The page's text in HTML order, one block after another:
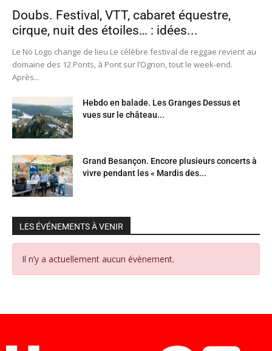
Doubs. Festival, VTT, cabaret équestre,
cirque, nuit des étoiles… : idées...
Le No Logo change de lieu Le célèbre festival de reggae revient au
domaine des 12 Ponts, à Pont sur l’Ognon, tout le week-end.
Après...
Hebdo en balade. Les Granges Dessus et
vues sur le château...
Grand Besançon. Encore plusieurs concerts à
vivre pendant les « Mardis des...
LES ÉVÉNEMENTS À VENIR
Il n’y a actuellement aucun évènement.